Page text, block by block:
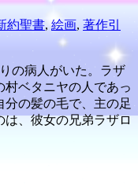
約聖書,絵画, 著作引
の病人がいた。ラザ
村ベタニヤの人であっ
の髪の毛で、主の足
は、彼女の兄弟ラザロ